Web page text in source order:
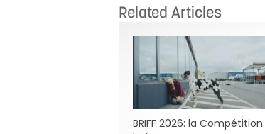
Related Articles
BRIFF 2026: la Compétition